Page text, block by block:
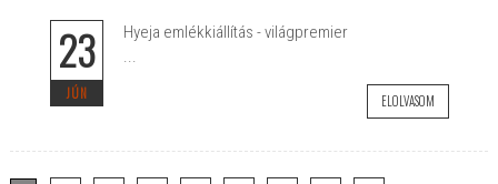
23
JÚN
Hyeja emlékkiállítás - világpremier
...
ELOLVASOM